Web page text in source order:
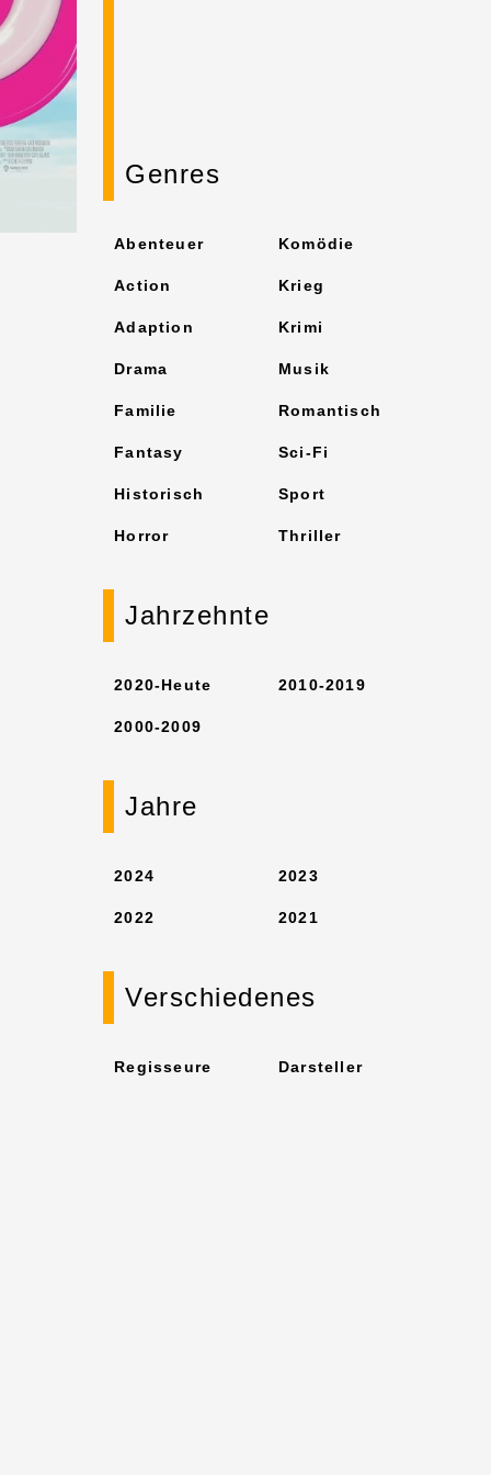
Genres
Abenteuer
Action
Adaption
Drama
Familie
Fantasy
Historisch
Horror
Komödie
Krieg
Krimi
Musik
Romantisch
Sci-Fi
Sport
Thriller
Jahrzehnte
2020-Heute
2000-2009
2010-2019
Jahre
2024
2022
2023
2021
Verschiedenes
Regisseure Darsteller